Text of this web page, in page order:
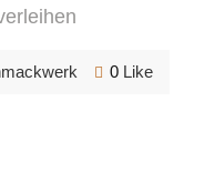
0Like